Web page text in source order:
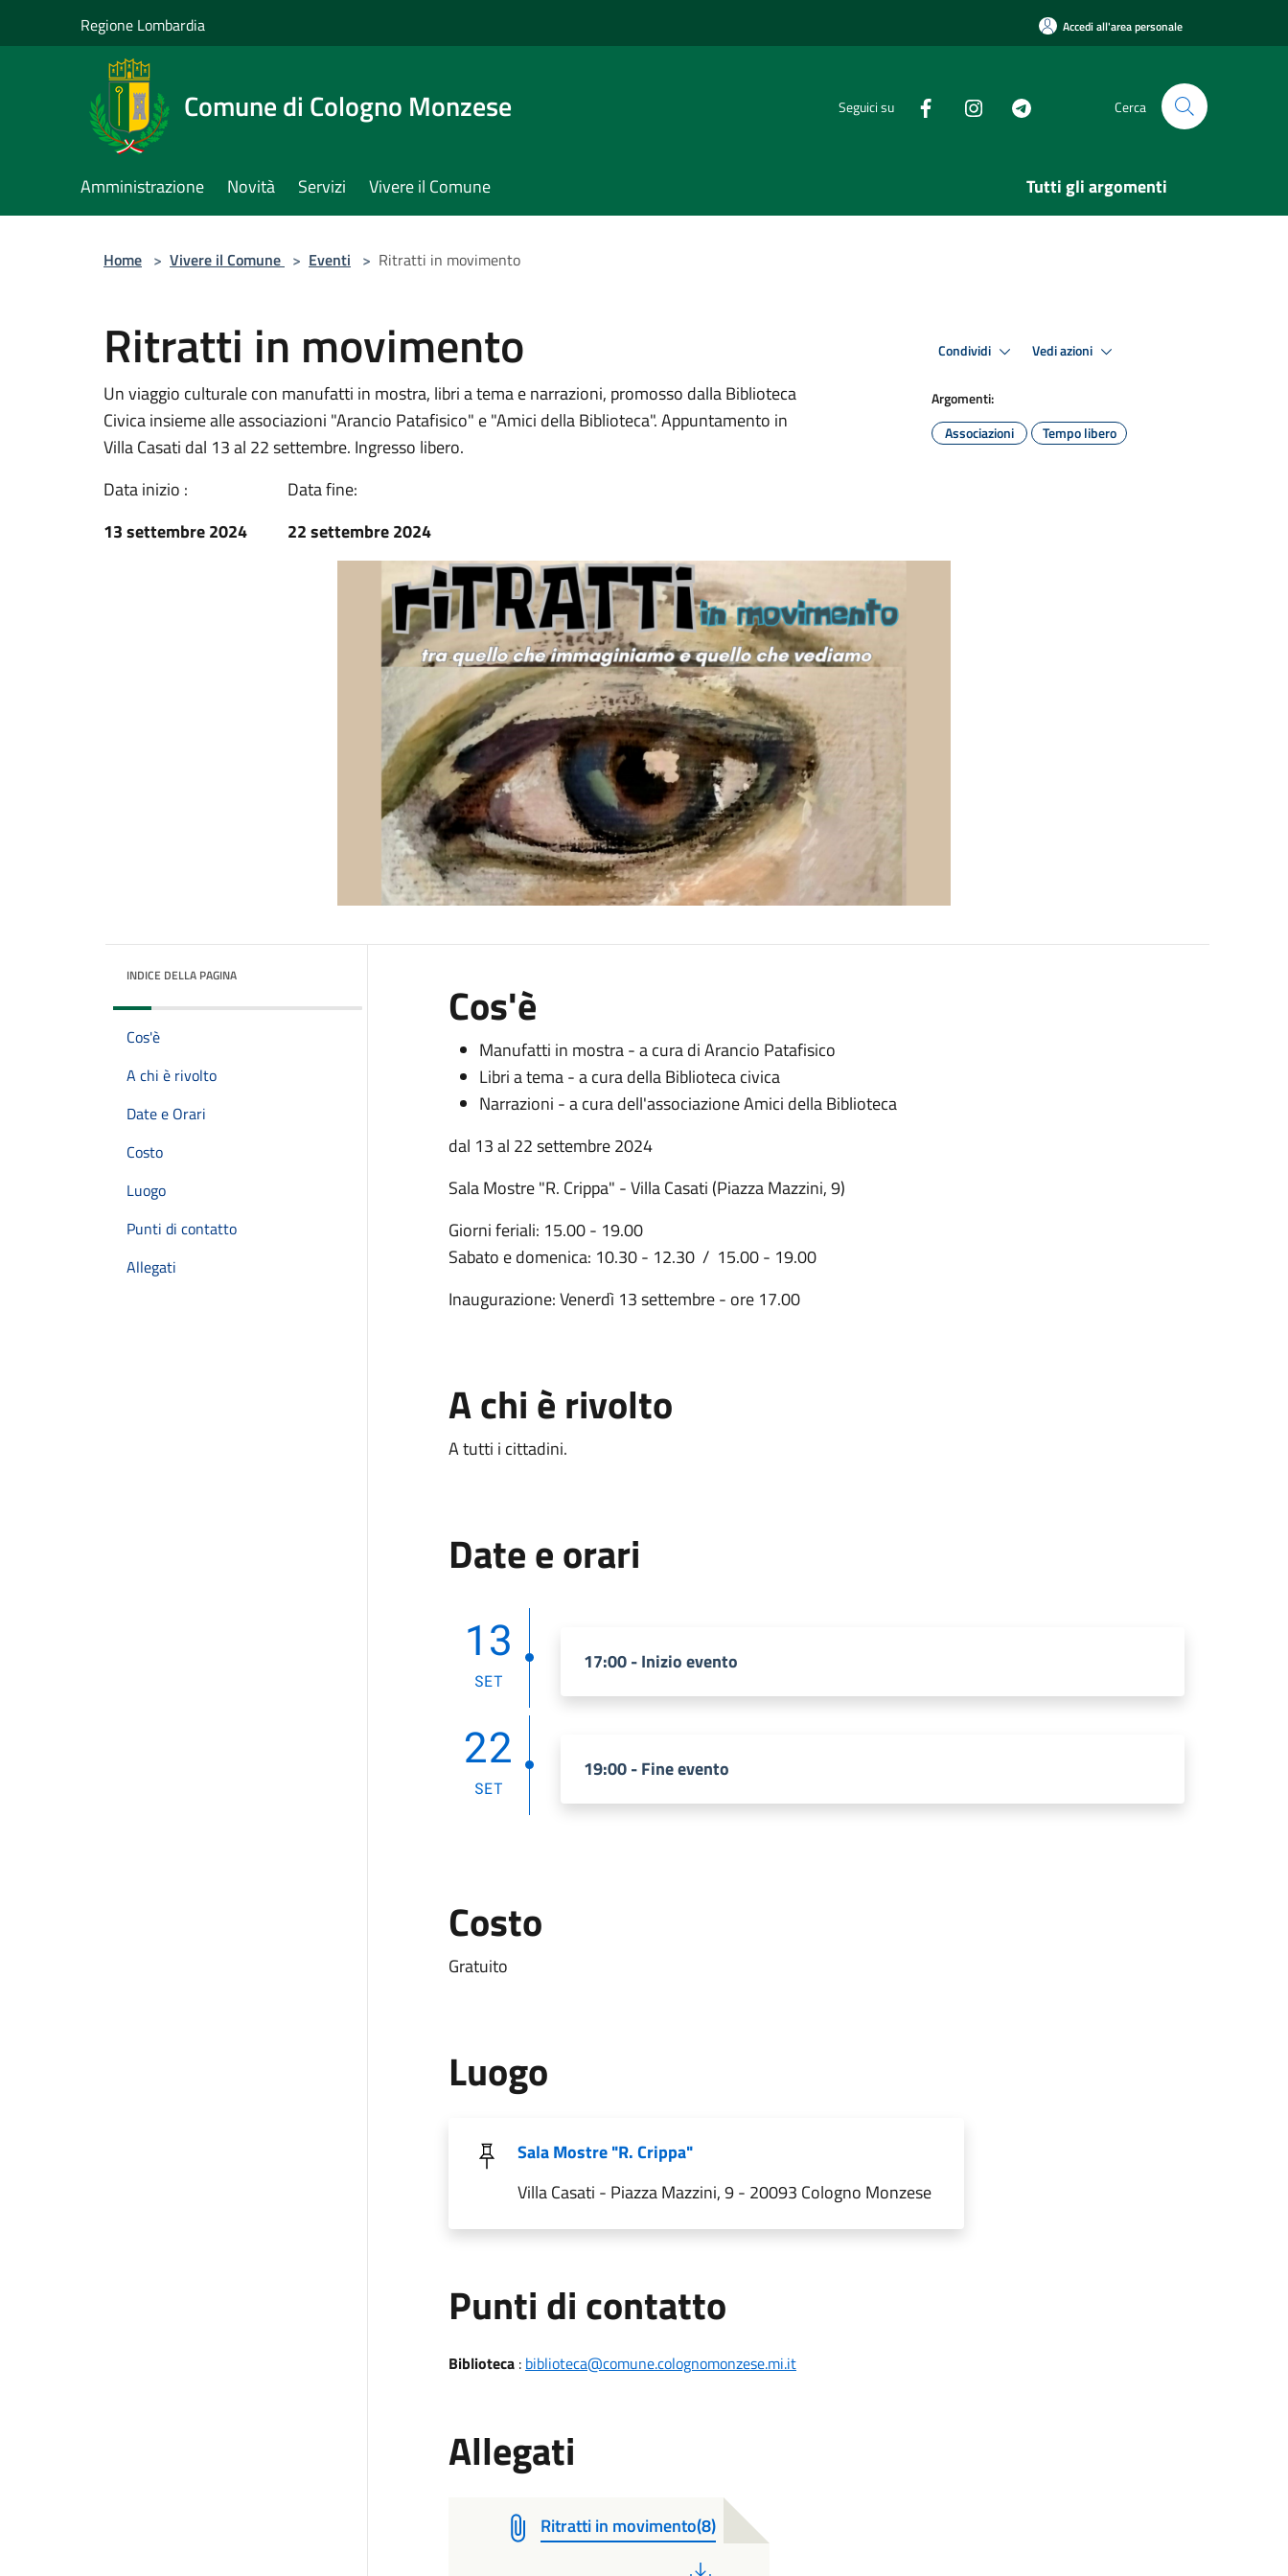
Regione Lombardia Accedi all'area personale
Comune di Cologno Monzese Seguici su Cerca
Amministrazione Novità Servizi Vivere il Comune Tutti gli argomenti
Home > Vivere il Comune > Eventi > Ritratti in movimento
Ritratti in movimento
Un viaggio culturale con manufatti in mostra, libri a tema e narrazioni, promosso dalla Biblioteca
Civica insieme alle associazioni "Arancio Patafisico" e "Amici della Biblioteca". Appuntamento in
Villa Casati dal 13 al 22 settembre. Ingresso libero.
Data inizio :
13 settembre 2024
Data fine:
22 settembre 2024
Condividi Vedi azioni
Argomenti:
Associazioni
Tempo libero
INDICE DELLA PAGINA
Cos'è
A chi è rivolto
Date e Orari
Costo
Luogo
Punti di contatto
Allegati
Cos'è
Manufatti in mostra - a cura di Arancio Patafisico
Libri a tema - a cura della Biblioteca civica
Narrazioni - a cura dell'associazione Amici della Biblioteca
dal 13 al 22 settembre 2024
Sala Mostre "R. Crippa" - Villa Casati (Piazza Mazzini, 9)
Giorni feriali: 15.00 - 19.00
Sabato e domenica: 10.30 - 12.30 / 15.00 - 19.00
Inaugurazione: Venerdì 13 settembre - ore 17.00
A chi è rivolto
A tutti i cittadini.
Date e orari
13
SET
17:00 - Inizio evento
22
SET
19:00 - Fine evento
Costo
Gratuito
Luogo
Sala Mostre "R. Crippa"
Villa Casati - Piazza Mazzini, 9 - 20093 Cologno Monzese
Punti di contatto
Biblioteca : biblioteca@comune.colognomonzese.mi.it
Allegati
Ritratti in movimento(8)